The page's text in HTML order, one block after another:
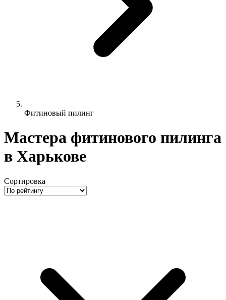
Фитиновый пилинг
Мастера фитинового пилинга
в Харькове
Сортировка